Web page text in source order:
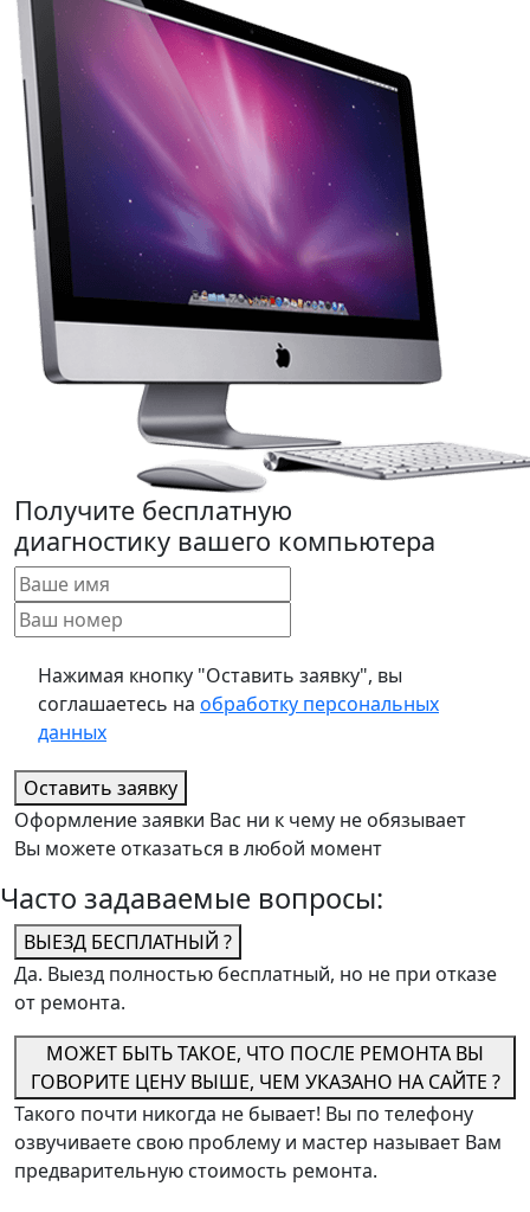
Получите бесплатную
диагностику вашего компьютера
Нажимая кнопку "Оставить заявку", вы
соглашаетесь на обработку персональных
данных
Оставить заявку
Оформление заявки Вас ни к чему не обязывает
Вы можете отказаться в любой момент
Часто задаваемые вопросы:
ВЫЕЗД БЕСПЛАТНЫЙ ?
Да. Выезд полностью бесплатный, но не при отказе
от ремонта.
МОЖЕТ БЫТЬ ТАКОЕ, ЧТО ПОСЛЕ РЕМОНТА ВЫ
ГОВОРИТЕ ЦЕНУ ВЫШЕ, ЧЕМ УКАЗАНО НА САЙТЕ ?
Такого почти никогда не бывает! Вы по телефону
озвучиваете свою проблему и мастер называет Вам
предварительную стоимость ремонта.